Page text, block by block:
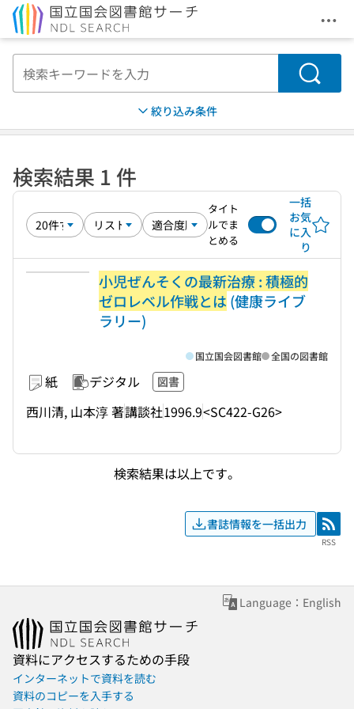
メ
検索
絞り込み条件
検索結果 1 件
タイト
ルでま
とめる
一括
お気
に入
り
小児ぜんそくの最新治療 : 積極的
ゼロレベル作戦とは (健康ライブ
ラリー)
紙 デジタル 図書
西川清, 山本淳 著講談社1996.9<SC422-G26>
国立国会図書館 全国の図書館
検索結果は以上です。
書誌情報を一括出力 RSS
RSS
Language：English
資料にアクセスするための手段
インターネットで資料を読む
資料のコピーを入手する